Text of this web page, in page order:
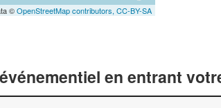
©OpenStreetMap contributors, CC-BY-SA
en entrant